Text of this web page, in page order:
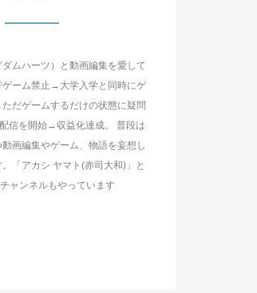
ムハーツ）と動画編集を愛して
ゲーム禁止→大学入学と同時にゲ
だゲームするだけの状態に疑問
信を開始→収益化達成。 普段は
画編集やゲーム、物語を妄想し
「アカシ ヤマト(赤司大和)」と
ャンネルもやっています